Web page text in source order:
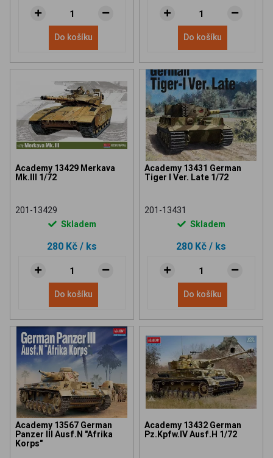
Do košíku Do košíku
Academy 13429 Merkava
Mk.III 1/72
201-13429
Skladem
280 Kč / ks
Do košíku
Academy 13431 German
Tiger I Ver. Late 1/72
201-13431
Skladem
280 Kč / ks
Do košíku
Academy 13567 German
Panzer III Ausf.N "Afrika
Korps"
Academy 13432 German
Pz.Kpfw.IV Ausf.H 1/72